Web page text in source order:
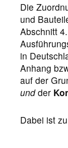
Die
und
Abschnitt
in
Anhang
auf der
undder
Dabei ist